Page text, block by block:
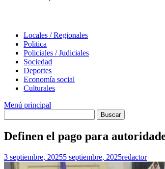
Locales / Regionales
Politica
Policiales / Judiciales
Sociedad
Deportes
Economía social
Culturales
Menú principal
Definen el pago para
3 septiembre, 20255 septiembre, 2025redactor